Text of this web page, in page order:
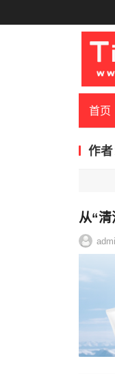
首页
作
从“